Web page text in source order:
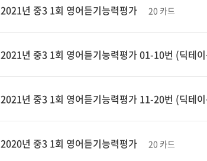
2021년 중3 1회 영어듣기능력평가 20 카드
2021년 중3 1회 영어듣기능력평가 01-10번 (딕테
2021년 중3 1회 영어듣기능력평가 11-20번 (딕테
2020년 중3 1회 영어듣기능력평가 20 카드